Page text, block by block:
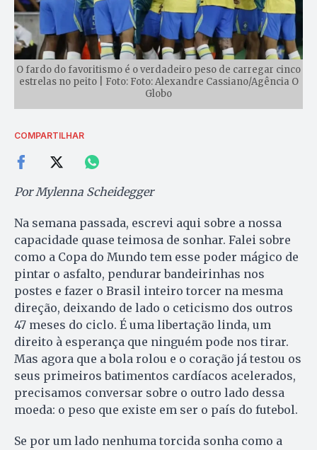
O fardo do favoritismo é o verdadeiro peso de carregar cinco
estrelas no peito | Foto: Foto: Alexandre Cassiano/Agência O
Globo
COMPARTILHAR
Por Mylenna Scheidegger
Na semana passada, escrevi aqui sobre a nossa
capacidade quase teimosa de sonhar. Falei sobre
como a Copa do Mundo tem esse poder mágico de
pintar o asfalto, pendurar bandeirinhas nos
postes e fazer o Brasil inteiro torcer na mesma
direção, deixando de lado o ceticismo dos outros
47 meses do ciclo. É uma libertação linda, um
direito à esperança que ninguém pode nos tirar.
Mas agora que a bola rolou e o coração já testou os
seus primeiros batimentos cardíacos acelerados,
precisamos conversar sobre o outro lado dessa
moeda: o peso que existe em ser o país do futebol.
Se por um lado nenhuma torcida sonha como a